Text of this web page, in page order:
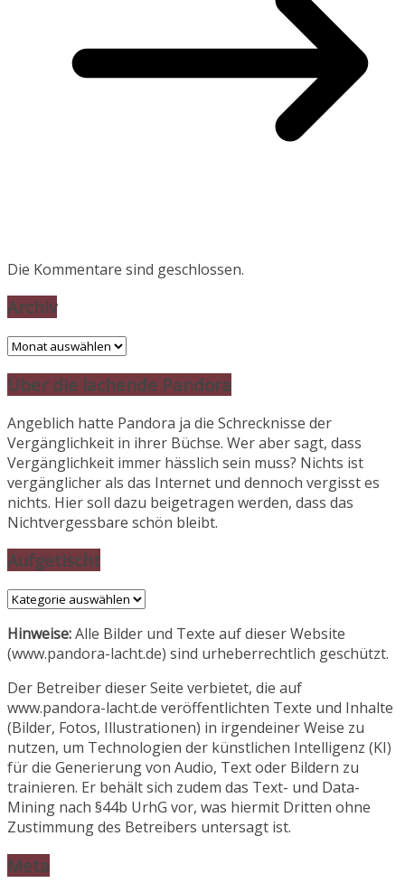
Die Kommentare sind geschlossen.
Archiv
Archiv
Über die lachende Pandora
Angeblich hatte Pandora ja die Schrecknisse der
Vergänglichkeit in ihrer Büchse. Wer aber sagt, dass
Vergänglichkeit immer hässlich sein muss? Nichts ist
vergänglicher als das Internet und dennoch vergisst es
nichts. Hier soll dazu beigetragen werden, dass das
Nichtvergessbare schön bleibt.
Aufgetischt
Aufgetischt
Hinweise:Alle Bilder und Texte auf dieser Website
(www.pandora-lacht.de) sind urheberrechtlich geschützt.
Der Betreiber dieser Seite verbietet, die auf
www.pandora-lacht.de veröffentlichten Texte und Inhalte
(Bilder, Fotos, Illustrationen) in irgendeiner Weise zu
nutzen, um Technologien der künstlichen Intelligenz (KI)
für die Generierung von Audio, Text oder Bildern zu
trainieren. Er behält sich zudem das Text- und Data-
Mining nach §44b UrhG vor, was hiermit Dritten ohne
Zustimmung des Betreibers untersagt ist.
Meta